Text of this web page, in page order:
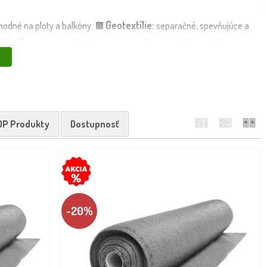
na ploty a balkóny. 🟫 Geotextílie: separačné, spevňujúce a
krtkom:
fólie proti burine, plastové aj kovové pletivá pre rastliny, stromy a
hlodavce), dlhá životnosť a jednoduchá montáž.
Produkty Dostupnosť
-20%